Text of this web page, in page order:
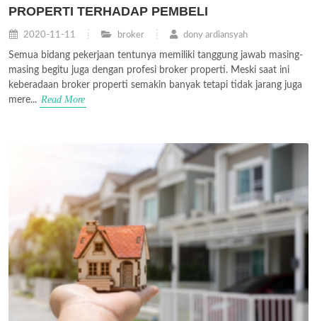
PROPERTI TERHADAP PEMBELI
2020-11-11 broker dony ardiansyah
Semua bidang pekerjaan tentunya memiliki tanggung jawab masing-
masing begitu juga dengan profesi broker properti. Meski saat ini
keberadaan broker properti semakin banyak tetapi tidak jarang juga
mere... Read More